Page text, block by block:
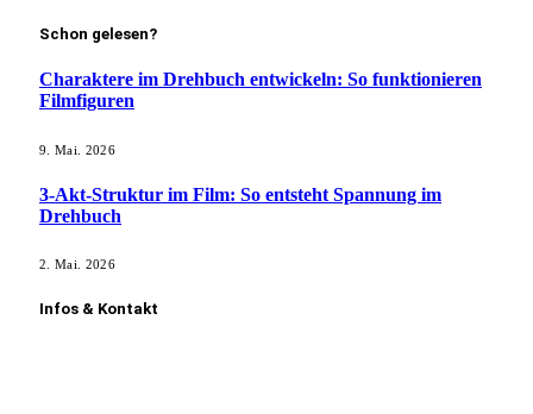
Schon gelesen?
Charaktere im Drehbuch entwickeln: So funktionieren
Filmfiguren
9. Mai. 2026
3-Akt-Struktur im Film: So entsteht Spannung im
Drehbuch
2. Mai. 2026
Infos & Kontakt